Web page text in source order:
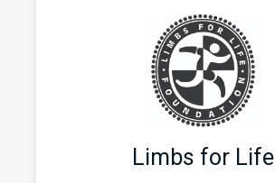
Limbs for Life